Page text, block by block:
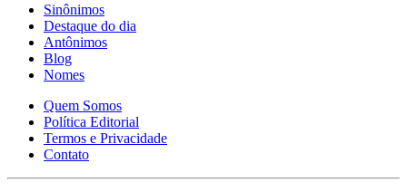
Sinônimos
Destaque do dia
Antônimos
Blog
Nomes
Quem Somos
Política Editorial
Termos e Privacidade
Contato